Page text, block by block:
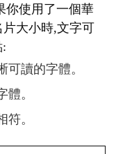
你使用了一個華
片大小時,文字可
讀的字體。
。
。